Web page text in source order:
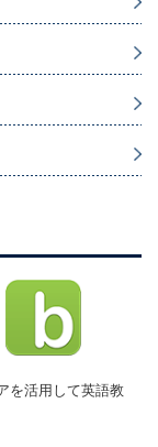
を活用して英語教